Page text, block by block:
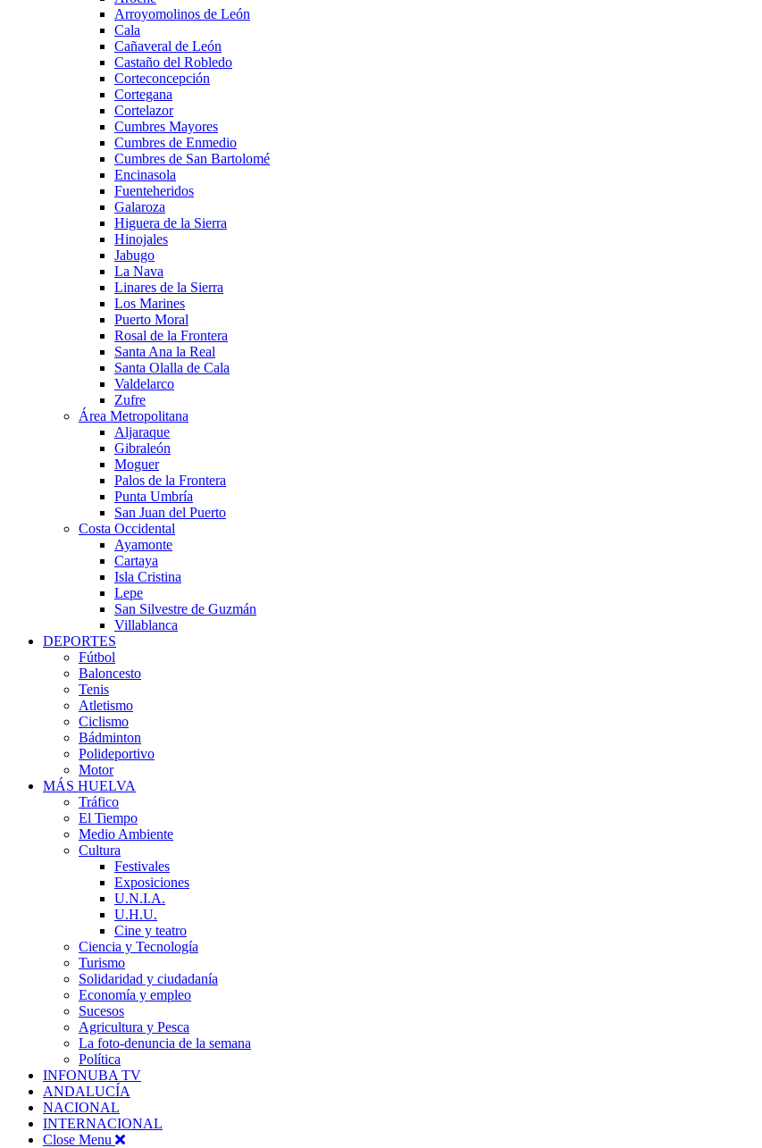
Arroyomolinos de León
Cala
Cañaveral de León
Castaño del Robledo
Corteconcepción
Cortegana
Cortelazor
Cumbres Mayores
Cumbres de Enmedio
Cumbres de San Bartolomé
Encinasola
Fuenteheridos
Galaroza
Higuera de la Sierra
Hinojales
Jabugo
La Nava
Linares de la Sierra
Los Marines
Puerto Moral
Rosal de la Frontera
Santa Ana la Real
Santa Olalla de Cala
Valdelarco
Zufre
Área Metropolitana
Aljaraque
Gibraleón
Moguer
Palos de la Frontera
Punta Umbría
San Juan del Puerto
Costa Occidental
Ayamonte
Cartaya
Isla Cristina
Lepe
San Silvestre de Guzmán
Villablanca
DEPORTES
Fútbol
Baloncesto
Tenis
Atletismo
Ciclismo
Bádminton
Polideportivo
Motor
MÁS HUELVA
Tráfico
El Tiempo
Medio Ambiente
Cultura
Festivales
Exposiciones
U.N.I.A.
U.H.U.
Cine y teatro
Ciencia y Tecnología
Turismo
Solidaridad y ciudadanía
Economía y empleo
Sucesos
Agricultura y Pesca
La foto-denuncia de la semana
Política
INFONUBA TV
ANDALUCÍA
NACIONAL
INTERNACIONAL
Close Menu